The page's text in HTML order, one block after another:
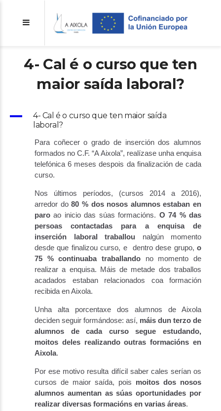
4- Cal é o curso que ten
maior saída laboral?
A
4- Cal é o curso que ten maior saída
laboral?
Para coñecer o grado de inserción dos alumnos
formados no C.F. “A Aixola”, realízase unha enquisa
telefónica 6 meses despois da finalización de cada
curso.
Nos últimos períodos, (cursos 2014 a 2016),
arredor do80 % dos nosos alumnos estaban en
paro ao inicio das súas formacións. O 74 % das
persoas contactadas para a enquisa de
inserción laboral traballou nalgún momento
desde que finalizou curso, e dentro dese grupo, o
75 % continuaba traballando no momento de
realizar a enquisa. Máis de metade dos traballos
acadados estaban relacionados coa formación
recibida en Aixola.
Unha alta porcentaxe dos alumnos de Aixola
deciden seguir formándose: así, máis dun terzo de
alumnos de cada curso segue estudando,
moitos deles realizando outras formacións en
Aixola.
Por ese motivo resulta difícil saber cales serían os
cursos de maior saída, pois moitos dos nosos
alumnos aumentan as súas oportunidades por
realizar diversas formacións en varias áreas.